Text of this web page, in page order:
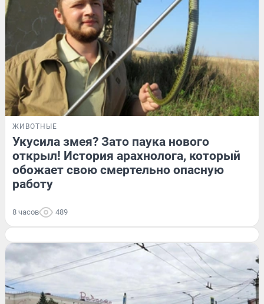
ЖИВОТНЫЕ
Укусила змея? Зато паука нового
открыл! История арахнолога, который
обожает свою смертельно опасную
работу
8 часов 489